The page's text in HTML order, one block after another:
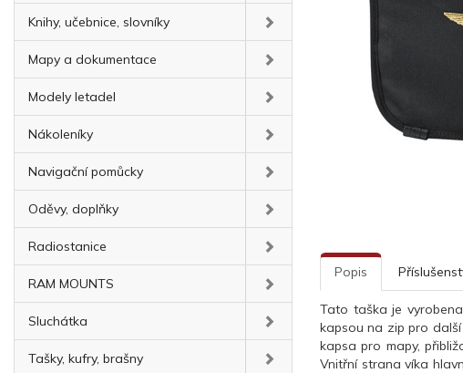
Knihy, učebnice, slovníky
Mapy a dokumentace
Modely letadel
Nákoleníky
Navigační pomůcky
Oděvy, doplňky
Radiostanice
RAM MOUNTS
Sluchátka
Tašky, kufry, brašny
Popis
Tato taška je
kapsou na zip pro
kapsa pro mapy,
Vnitřní strana víka